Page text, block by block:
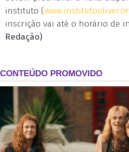
instituto (
inscrição vai até o horário de
Redação)